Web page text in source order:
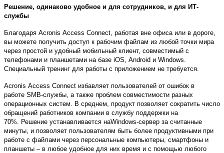
Решение, одинаково удобное и для сотрудников, и для ИТ-
службы
Благодаря Acronis Access Connect , работая вне офиса или в дороге,
вы можете получить доступ к рабочим файлам из любой точки мира
через простой и удобный мобильный клиент, совместимый с
телефонами и планшетами на базе iOS Android и Windows
Специальный тренинг для работы с приложением не требуется.
Acronis Access Connect избавляет пользователей от ошибок в
работе SMB-службы, а также проблем совместимости разных
операционных систем. В среднем, продукт позволяет сократить число
обращений работников компании в службу поддержки на
70%. Решение устанавливается наWindows-сервер за считанные
минуты, и позволяет пользователям быть более продуктивными при
работе с файлами через персональные компьютеры, смартфоны и
планшеты – в любое удобное для них время и с помощью любого